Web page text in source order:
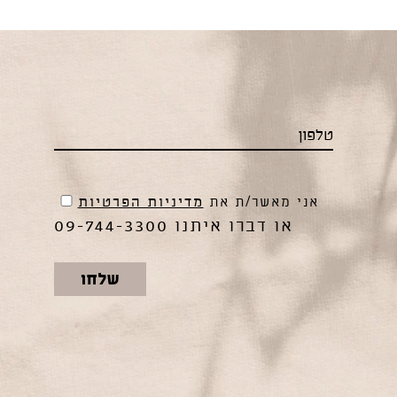
אני מאשר/ת את מדיניות הפרטיות
או דברו איתנו 09-744-3300
שלחו